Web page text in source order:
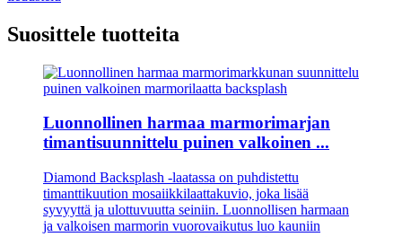
Suosittele tuotteita
Luonnollinen harmaa marmorimarjan
timantisuunnittelu puinen valkoinen ...
Diamond Backsplash -laatassa on puhdistettu
timanttikuution mosaiikkilaattakuvio, joka lisää
syvyyttä ja ulottuvuutta seiniin. Luonnollisen harmaan
ja valkoisen marmorin vuorovaikutus luo kauniin